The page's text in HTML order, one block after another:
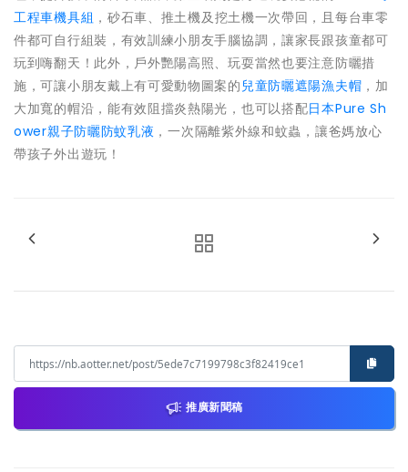
工程車機具組 ，砂石車、推土機及挖土機一次帶回，且每台車零
件都可自行組裝，有效訓練小朋友手腦協調，讓家長跟孩童都可
玩到嗨翻天！此外，戶外艷陽高照、玩耍當然也要注意防曬措
施，可讓小朋友戴上有可愛動物圖案的兒童防曬遮陽漁夫帽 ，加
大加寬的帽沿，能有效阻擋炎熱陽光，也可以搭配日本Pure Sh
ower親子防曬防蚊乳液 ，一次隔離紫外線和蚊蟲，讓爸媽放心
帶孩子外出遊玩！
推廣新聞稿